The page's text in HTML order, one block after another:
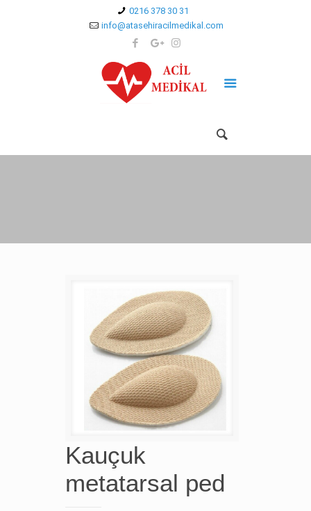
0216 378 30 31
info@atasehiracilmedikal.com
Kauçuk
metatarsal ped